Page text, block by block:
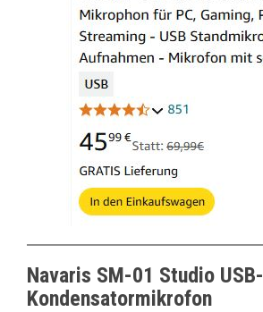
Navaris SM-01 Studio USB-
Kondensatormikrofon